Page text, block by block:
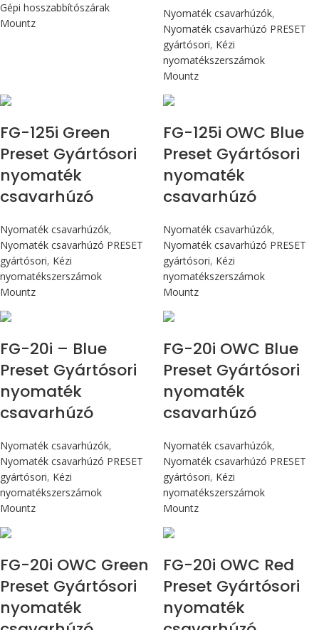
Gépi hosszabbítószárak
Mountz
Nyomaték csavarhúzók,
Nyomaték csavarhúzó PRESET
gyártósori, Kézi
nyomatékszerszámok
Mountz
FG-125i Green
Preset Gyártósori
nyomaték
csavarhúzó
Nyomaték csavarhúzók,
Nyomaték csavarhúzó PRESET
gyártósori, Kézi
nyomatékszerszámok
Mountz
FG-125i OWC Blue
Preset Gyártósori
nyomaték
csavarhúzó
Nyomaték csavarhúzók,
Nyomaték csavarhúzó PRESET
gyártósori, Kézi
nyomatékszerszámok
Mountz
FG-20i – Blue
Preset Gyártósori
nyomaték
csavarhúzó
Nyomaték csavarhúzók,
Nyomaték csavarhúzó PRESET
gyártósori, Kézi
nyomatékszerszámok
Mountz
FG-20i OWC Blue
Preset Gyártósori
nyomaték
csavarhúzó
Nyomaték csavarhúzók,
Nyomaték csavarhúzó PRESET
gyártósori, Kézi
nyomatékszerszámok
Mountz
FG-20i OWC Green
Preset Gyártósori
nyomaték
FG-20i OWC Red
Preset Gyártósori
nyomaték